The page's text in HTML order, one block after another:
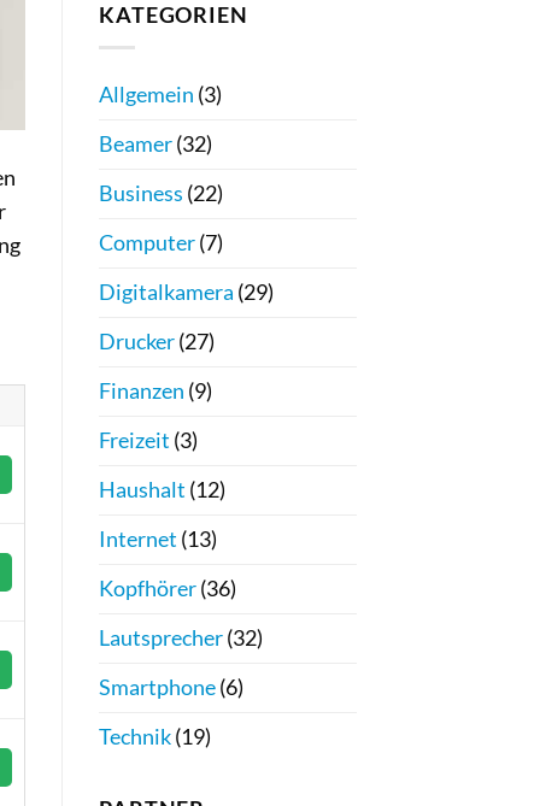
KATEGORIEN
Allgemein (3)
Beamer(32)
Business (22)
Computer(7)
Digitalkamera (29)
Drucker(27)
Finanzen (9)
Freizeit (3)
Haushalt (12)
Internet (13)
Kopfhörer(36)
Lautsprecher(32)
Smartphone(6)
Technik(19)